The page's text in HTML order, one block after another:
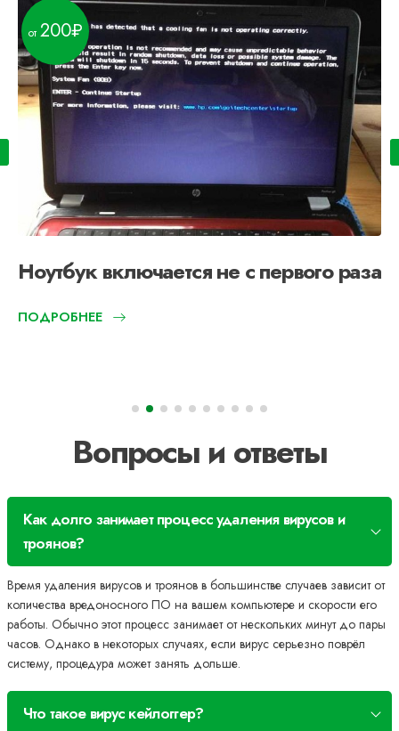
Ноутбук включается не с первого раза
200
ПОДРОБНЕЕ
Вопросы и ответы
Как долго занимает процесс удаления вирусов и
троянов?
Время удаления вирусов и троянов в большинстве случаев зависит от
количества вредоносного ПО на вашем компьютере и скорости его
работы. Обычно этот процесс занимает от нескольких минут до пары
часов. Однако в некоторых случаях, если вирус серьезно поврёл
систему, процедура может занять дольше.
Что такое вирус кейлоггер?